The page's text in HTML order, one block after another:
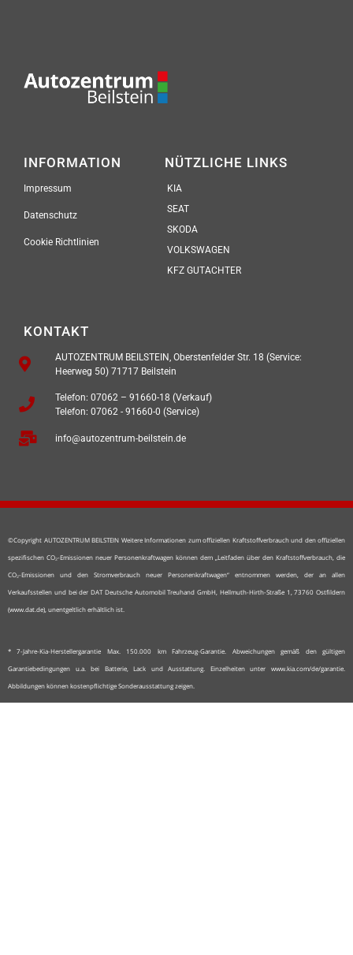
KONTAKT
AUTOZENTRUM BEILSTEIN, Oberstenfelder Str. 18 (Service:
Heerweg 50) 71717 Beilstein
Telefon: 07062 – 91660-18 (Verkauf)
Telefon: 07062 - 91660-0 (Service)
info@autozentrum-beilstein.de
NÜTZLICHE LINKS
KIA
SEAT
SKODA
VOLKSWAGEN
KFZ GUTACHTER
INFORMATION
Impressum
Datenschutz
Cookie Richtlinien
©Copyright AUTOZENTRUM BEILSTEIN Weitere Informationen zum offiziellen Kraftstoffverbrauch und den offiziellen
spezifischen CO₂-Emissionen neuer Personenkraftwagen können dem „Leitfaden über den Kraftstoffverbrauch, die
CO₂-Emissionen und den Stromverbrauch neuer Personenkraftwagen“ entnommen werden, der an allen
Verkaufsstellen und bei der DAT Deutsche Automobil Treuhand GmbH, Hellmuth-Hirth-Straße 1, 73760 Ostfildern
(www.dat.de), unentgeltlich erhältlich ist.
* 7-Jahre-Kia-Herstellergarantie Max. 150.000 km Fahrzeug-Garantie. Abweichungen gemäß den gültigen
Garantiebedingungen u.a. bei Batterie, Lack und Ausstattung. Einzelheiten unter www.kia.com/de/garantie.
Abbildungen können kostenpflichtige Sonderausstattung zeigen.